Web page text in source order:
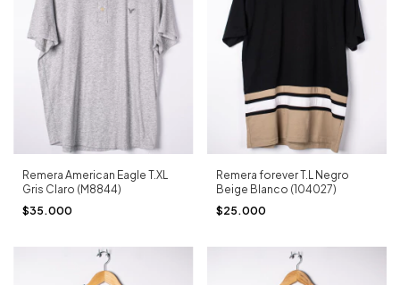
Remera American Eagle T.XL
Gris Claro (M8844)
$35.000
Remera forever T.L Negro
Beige Blanco (104027)
$25.000